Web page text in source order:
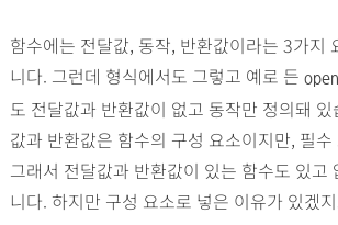
함수에는 전달값, 동작, 반환값이라는 3가지
니다. 그런데 형식에서도 그렇고 예로 든
도 전달값과 반환값이 없고 동작만 정의돼
값과 반환값은 함수의 구성 요소이지만, 필
그래서 전달값과 반환값이 있는 함수도 있고
니다. 하지만 구성 요소로 넣은 이유가 있겠